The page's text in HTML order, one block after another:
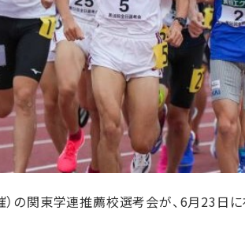
の関東学連推薦校選考会が、6月23日